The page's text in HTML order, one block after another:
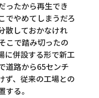
ったから再生でき
でやめてしまうだろ
散しておかなけれ
こで踏み切ったの
に併設する形で新工
道路から65センチ
ず、従来の工場との
る。